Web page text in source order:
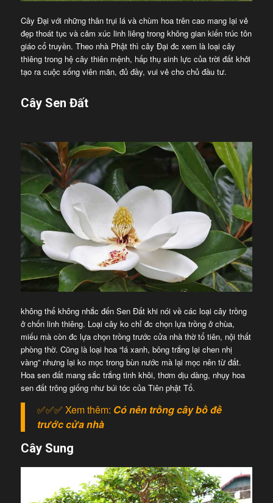
Cây Đại với những thân trụi lá và chùm hoa trên cao mang lại vẻ
đẹp thoát tục và cảm xúc linh liêng trong không gian kiến trúc tôn
giáo cổ truyền. Theo nhà Phật thì cây Đại đc xem là loại cây
thiêng trong hệ cây thiên mệnh, hấp thụ sinh lực của trời đất khởi
tạo ra cuộc sống viên mãn, đủ đầy, vui vẻ cho chủ đầu tư.
Cây Sen Đất
không thể không nhắc đến Sen Đất khi nói về các loại cây trồng
ở chốn linh thiêng. Loại cây ko chỉ đc chọn lựa trồng ở chùa,
miếu mà còn đc lựa chọn trồng trước cửa nhà thờ tổ tiên, nội thất
phòng thờ. Cũng là loại hoa “lá xanh, bông trắng lại chen nhị
vàng” nhưng lại ko mọc trong bùn nước mà lại mọc nên từ đất.
Hoa sen đất mang sắc trắng tinh khôi, thơm dịu dàng, nhụy hoa
sen đất trông giống như búi tóc của Tiên phật Tổ.
✅✅✅ Xem thêm: Có nên trồng cây bồ đề
trước cửa nhà
Cây Sung